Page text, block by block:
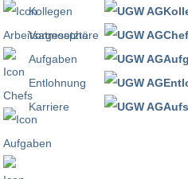
Kollegen
Vorgesetzte
Aufgaben
Entlohnung
Karriere